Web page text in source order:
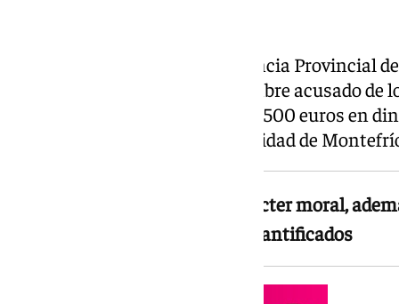
La Sección Primera de la Audiencia Provincial
el próximo 17 de junio a un hombre acusado
billetes y estafa, tras entregar 2.500 euros en
compra de un cortijo en la localidad de
La víctima sufrió daños de carácter moral,
económicos que no han sido cuantificados